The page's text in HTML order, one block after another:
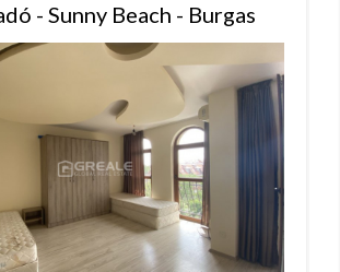
- Sunny Beach - Burgas